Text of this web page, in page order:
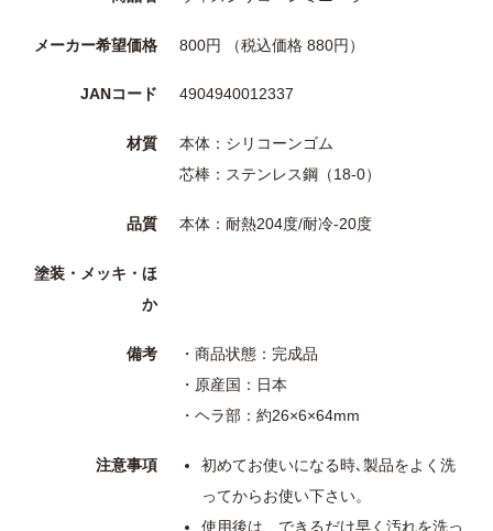
メーカー希望価格 800円 （税込価格 880円）
JANコード 4904940012337
材質
本体：シリコーンゴム
芯棒：ステンレス鋼（18-0）
品質 本体：耐熱204度/耐冷-20度
塗装・メッキ・ほ
か
備考
・商品状態：完成品
・原産国：日本
・ヘラ部：約26×6×64mm
注意事項
初めてお使いになる時､製品をよく洗
ってからお使い下さい。
使用後は、できるだけ早く汚れを洗っ